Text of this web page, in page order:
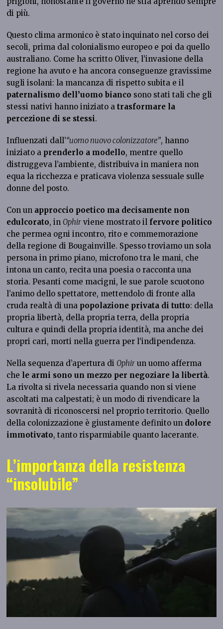
di più.
Questo clima armonico è stato inquinato nel corso dei
secoli, prima dal colonialismo europeo e poi da quello
australiano. Come ha scritto Oliver, l’invasione della
regione ha avuto e ha ancora conseguenze gravissime
sugli isolani: la mancanza di rispetto subita e il
paternalismo dell’uomo bianco sono stati tali che gli
stessi nativi hanno iniziato atrasformare la
percezione di se stessi.
Influenzati dall’“uomo nuovo colonizzatore”, hanno
iniziato a prenderlo a modello, mentre quello
distruggeva l’ambiente, distribuiva in maniera non
equa la ricchezza e praticava violenza sessuale sulle
donne del posto.
Con un approccio poetico ma decisamente non
edulcorato, in Ophir viene mostrato il fervore politico
che permea ogni incontro, rito e commemorazione
della regione di Bougainville. Spesso troviamo un sola
persona in primo piano, microfono tra le mani, che
intona un canto, recita una poesia o racconta una
storia. Pesanti come macigni, le sue parole scuotono
l’animo dello spettatore, mettendolo di fronte alla
cruda realtà di una popolazione privata di tutto: della
propria libertà, della propria terra, della propria
cultura e quindi della propria identità, ma anche dei
propri cari, morti nella guerra per l’indipendenza.
Nella sequenza d’apertura di Ophir un uomo afferma
che le armi sono un mezzo per negoziare la libertà.
La rivolta si rivela necessaria quando non si viene
ascoltati ma calpestati; è un modo di rivendicare la
sovranità di riconoscersi nel proprio territorio. Quello
della colonizzazione è giustamente definito un dolore
immotivato, tanto risparmiabile quanto lacerante.
L’importanza della resistenza
“insolubile”